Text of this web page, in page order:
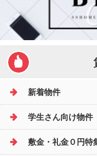
新着物件
学生さん向け物件
敷金・礼金０円特